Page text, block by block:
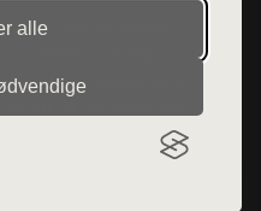
alleudgiver en række
forskellige produkter fra
varer fra denne side - vi
Vi har heller ikke